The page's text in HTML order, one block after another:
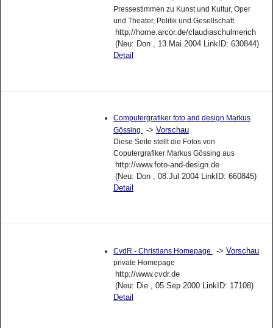
Pressestimmen zu Kunst und Kultur, Oper
und Theater, Politik und Gesellschaft.
http://home.arcor.de/claudiaschulmerich
(Neu: Don , 13.Mai 2004 LinkID: 630844)
Detail
Computergrafiker foto and design Markus
Gössing
-> Vorschau
Diese Seite stellt die Fotos von
Coputergrafiker Markus Gössing aus
http://www.foto-and-design.de
(Neu: Don , 08.Jul 2004 LinkID: 660845)
Detail
CvdR - Christians Homepage -> Vorschau
private Homepage
http://www.cvdr.de
(Neu: Die , 05.Sep 2000 LinkID: 17108)
Detail